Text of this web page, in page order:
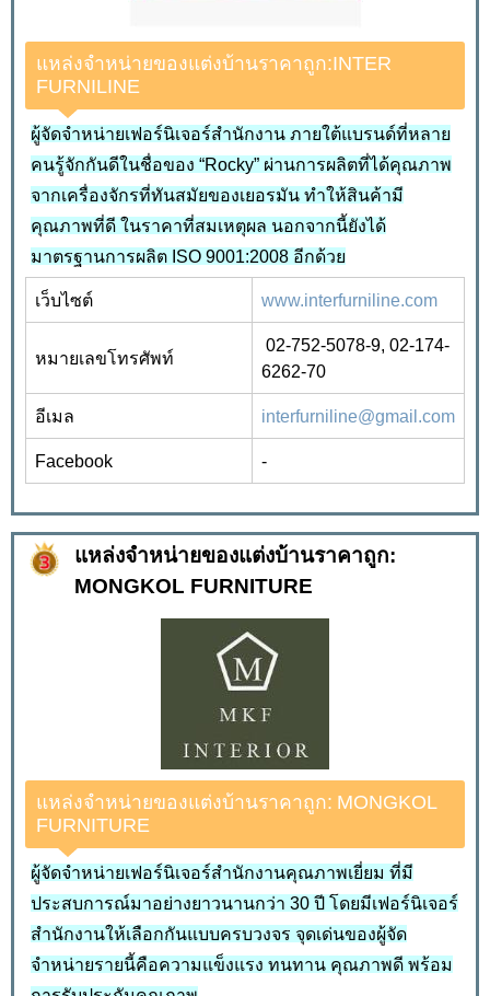
แหล่งจำหน่ายของแต่งบ้านราคาถูก:INTER
FURNILINE
ผู้จัดจำหน่ายเฟอร์นิเจอร์สำนักงาน ภายใต้แบรนด์ที่หลาย
คนรู้จักกันดีในชื่อของ “Rocky” ผ่านการผลิตที่ได้คุณภาพ
จากเครื่องจักรที่ทันสมัยของเยอรมัน ทำให้สินค้ามี
คุณภาพที่ดี ในราคาที่สมเหตุผล นอกจากนี้ยังได้
มาตรฐานการผลิต ISO 9001:2008 อีกด้วย
เว็บไซต์ www.interfurniline.com
หมายเลขโทรศัพท์
02-752-5078-9, 02-174-
6262-70
อีเมล interfurniline@gmail.com
Facebook -
แหล่งจำหน่ายของแต่งบ้านราคาถูก:
MONGKOL FURNITURE
แหล่งจำหน่ายของแต่งบ้านราคาถูก: MONGKOL
FURNITURE
ผู้จัดจำหน่ายเฟอร์นิเจอร์สำนักงานคุณภาพเยี่ยม ที่มี
ประสบการณ์มาอย่างยาวนานกว่า 30 ปี โดยมีเฟอร์นิเจอร์
สำนักงานให้เลือกกันแบบครบวงจร จุดเด่นของผู้จัด
จำหน่ายรายนี้คือความแข็งแรง ทนทาน คุณภาพดี พร้อม